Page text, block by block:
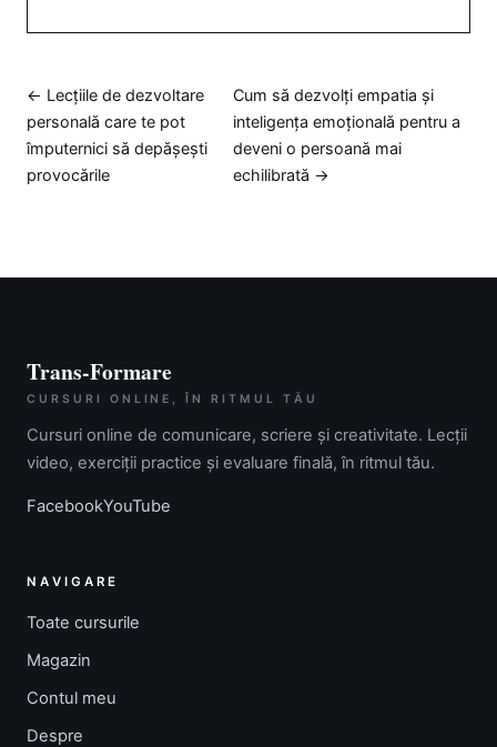
← Lecțiile de dezvoltare
personală care te pot
împuternici să depășești
provocările
Cum să dezvolți empatia și
inteligența emoțională pentru a
deveni o persoană mai
echilibrată →
Trans-Formare
CURSURI ONLINE, ÎN RITMUL TĂU
Cursuri online de comunicare, scriere și creativitate. Lecții
video, exerciții practice și evaluare finală, în ritmul tău.
FacebookYouTube
NAVIGARE
Toate cursurile
Magazin
Contul meu
Despre